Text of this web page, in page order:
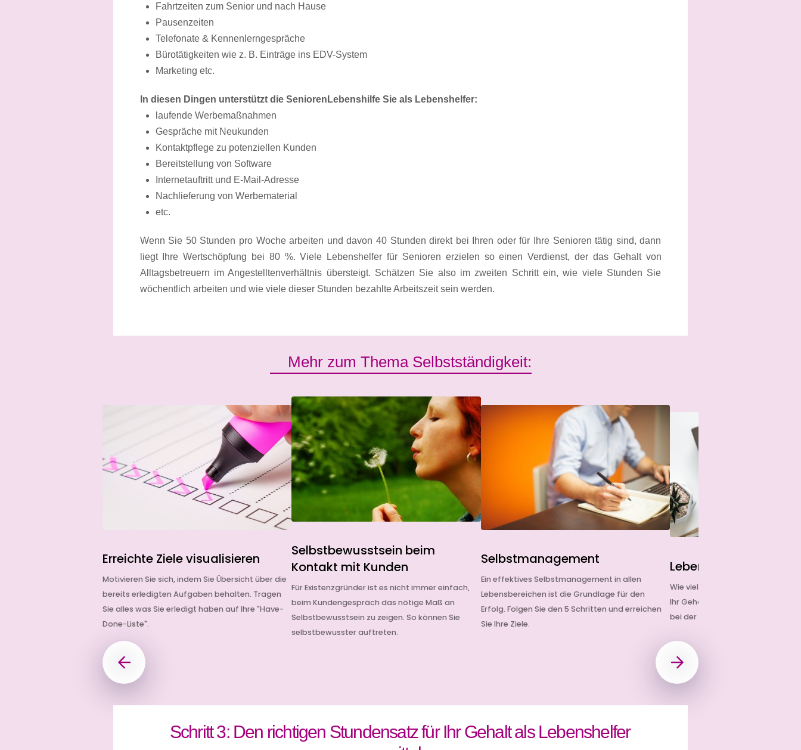
Fahrtzeiten zum Senior und nach Hause
Pausenzeiten
Telefonate & Kennenlerngespräche
Bürotätigkeiten wie z. B. Einträge ins EDV-System
Marketing etc.
In diesen Dingen unterstützt die SeniorenLebenshilfe Sie als Lebenshelfer:
laufende Werbemaßnahmen
Gespräche mit Neukunden
Kontaktpflege zu potenziellen Kunden
Bereitstellung von Software
Internetauftritt und E-Mail-Adresse
Nachlieferung von Werbematerial
etc.
Wenn Sie 50 Stunden pro Woche arbeiten und davon 40 Stunden direkt bei Ihren oder für Ihre Senioren tätig sind, dann
liegt Ihre Wertschöpfung bei 80 %. Viele Lebenshelfer für Senioren erzielen so einen Verdienst, der das Gehalt von
Alltagsbetreuern im Angestelltenverhältnis übersteigt. Schätzen Sie also im zweiten Schritt ein, wie viele Stunden Sie
wöchentlich arbeiten und wie viele dieser Stunden bezahlte Arbeitszeit sein werden.
Mehr zum Thema Selbstständigkeit:
Erreichte Ziele visualisieren
Motivieren Sie sich, indem Sie Übersicht über die
bereits erledigten Aufgaben behalten. Tragen
Sie alles was Sie erledigt haben auf Ihre "Have-
Done-Liste".
Selbstbewusstsein beim
Kontakt mit Kunden
Für Existenzgründer ist es nicht immer einfach,
beim Kundengespräch das nötige Maß an
Selbstbewusstsein zu zeigen. So können Sie
selbstbewusster auftreten.
Selbstmanagement
Ein effektives Selbstmanagement in allen
Lebensbereichen ist die Grundlage für den
Erfolg. Folgen Sie den 5 Schritten und erreichen
Sie Ihre Ziele.
Lebenshelfer Gehalt
Wie viel verdient ein
Ihr Gehalt und erfahren welchen
bei der SeniorenLebenshilfe
Schritt 3: Den richtigen Stundensatz für Ihr Gehalt als Lebenshelfer